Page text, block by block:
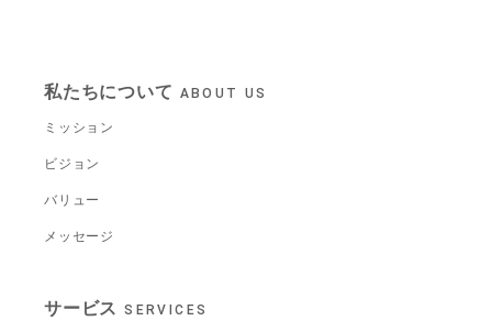
私たちについて ABOUT US
ミッション
ビジョン
バリュー
メッセージ
サービス SERVICES